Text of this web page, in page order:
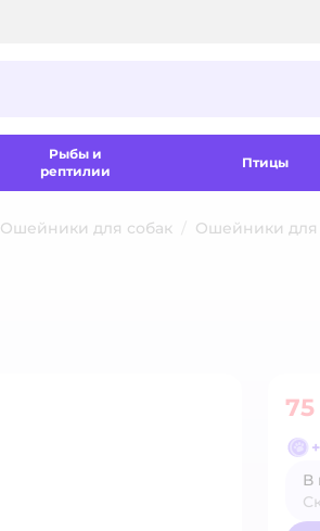
Рыбы и
рептилии
Птицы
Ошейники для собак Ошейники для
+
В
В